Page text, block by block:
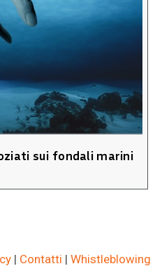
sui fondali marini
| Contatti | Whistleblowing